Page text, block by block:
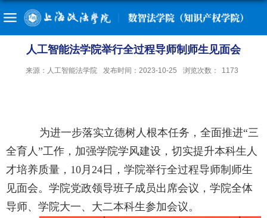
人工智能法学院举行全过程导师制师生见面会
来源：人工智能法学院 发布时间：2023-10-25 浏览次数： 1173
为进一步落实立德树人根本任务，全面推进“三
全育人”工作，加强学院学风建设，切实提升本科生人
才培养质量， 10 月 24日，学院举行全过程导师制师生
见面会。学院党政领导班子成员出席会议，学院全体
导师、学院大一、大二本科生参加会议。